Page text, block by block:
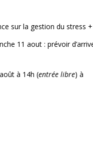
sur la gestion du stress
11 aout : prévoir
à 14h (entrée libre) à